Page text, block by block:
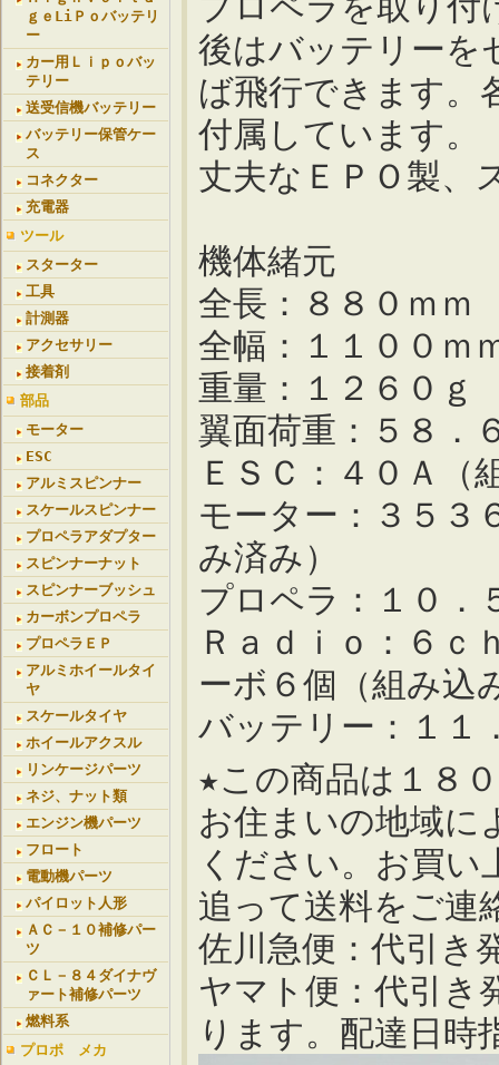
ｇｅLiＰｏバッテリ
ー
カー用Ｌｉｐｏバッ
テリー
送受信機バッテリー
バッテリー保管ケー
ス
コネクター
充電器
ツール
スターター
工具
計測器
アクセサリー
接着剤
部品
モーター
ESC
アルミスピンナー
スケールスピンナー
プロペラアダプター
スピンナーナット
スピンナーブッシュ
カーボンプロペラ
プロペラＥＰ
アルミホイールタイ
ヤ
スケールタイヤ
ホイールアクスル
リンケージパーツ
ネジ、ナット類
エンジン機パーツ
フロート
電動機パーツ
パイロット人形
ＡＣ－１０補修パー
ツ
ＣＬ－８４ダイナヴ
ァート補修パーツ
燃料系
プロポ メカ
後はバッテリーを
ば飛行できます。
付属しています。
丈夫なＥＰＯ製、
機体緒元
全長：８８０ｍｍ
全幅：１１００ｍ
重量：１２６０ｇ
翼面荷重：５８．
ＥＳＣ：４０Ａ（
モーター：３５３
み済み）
プロペラ：１０
Ｒａｄｉｏ：６
ーボ６個（組み込
バッテリー：１１
★この商品は１８
お住まいの地域に
ください。お買
追って送料をご連
佐川急便：代引き
ヤマト便：代引き
ります。配達日時